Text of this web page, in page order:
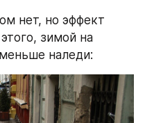
нет, но эффект
зимой на
наледи: